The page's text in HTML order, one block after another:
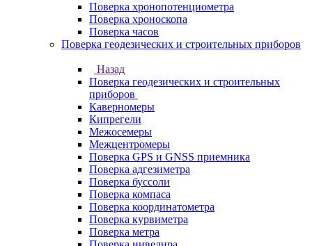
Поверка хронопотенциометра
Поверка хроноскопа
Поверка часов
Поверка геодезических и строительных приборов
Назад
Поверка геодезических и строительных
приборов
Каверномеры
Кипрегели
Межосемеры
Межцентромеры
Поверка GPS и GNSS приемника
Поверка адгезиметра
Поверка буссоли
Поверка компаса
Поверка координатометра
Поверка курвиметра
Поверка метра